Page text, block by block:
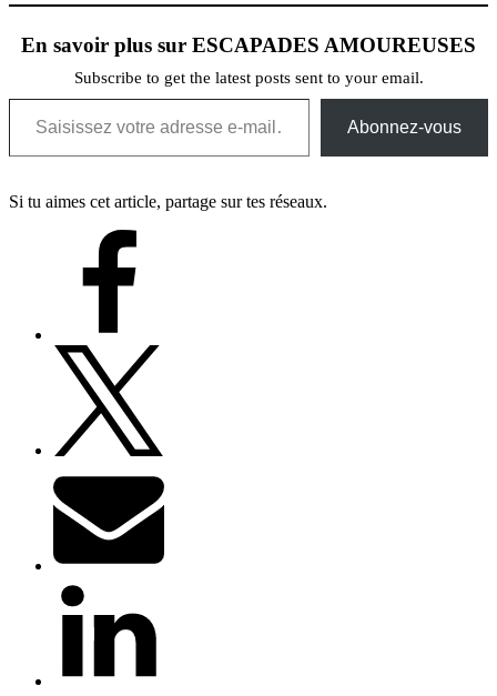
En savoir plus sur ESCAPADES AMOUREUSES
Subscribe to get the latest posts sent to your email.
Saisissez votre adresse e-mail…
Abonnez-vous
Si tu aimes cet article, partage sur tes réseaux.